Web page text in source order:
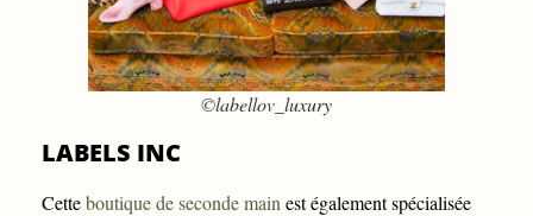
©labellov_luxury
LABELS INC
Cetteboutique de seconde main est également spécialisée